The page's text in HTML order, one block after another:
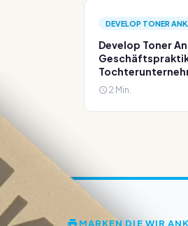
DEVELOP TONER
Develop Toner
2 Min.
MARKEN DIE WIR